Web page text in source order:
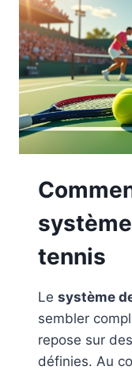
tennis
Le système
sembler
repose sur
définies. Au